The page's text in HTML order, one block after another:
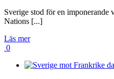
Sverige stod för en imponerande
Nations [...]
Läs mer
0